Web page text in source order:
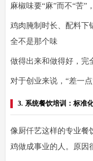
麻椒味要“麻”而不“苦”
鸡肉腌制时长、配料下
全不是那个味
做得出来和做得好，完
对于创业来说，“差一点
3. 系统餐饮培训：标准
像厨仟艺这样的专业餐
鸡做成事业的人。原因